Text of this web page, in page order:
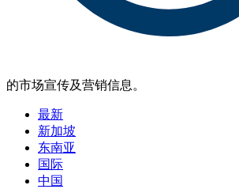
的市场宣传及营销信息。
最新
新加坡
东南亚
国际
中国